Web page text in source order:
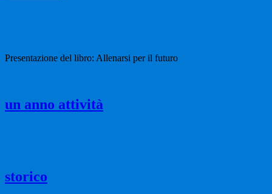
Presentazione del libro: Allenarsi per il futuro
un anno attività
storico